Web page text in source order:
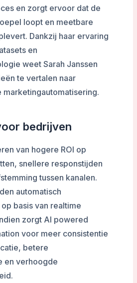
en zorgt ervoor dat de
loopt en meetbare
Dankzij haar ervaring
en
weet Sarah Janssen
te vertalen naar
marketingautomatisering.
bedrijven
van hogere ROI op
snellere responstijden
tussen kanalen.
automatisch
basis van realtime
zorgt AI powered
voor meer consistentie
betere
en verhoogde